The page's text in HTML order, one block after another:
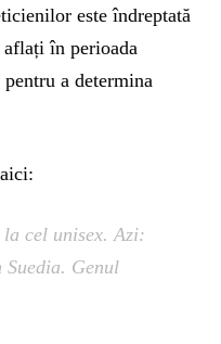
este îndreptată
în perioada
a determina
cel unisex. Azi:
Genul